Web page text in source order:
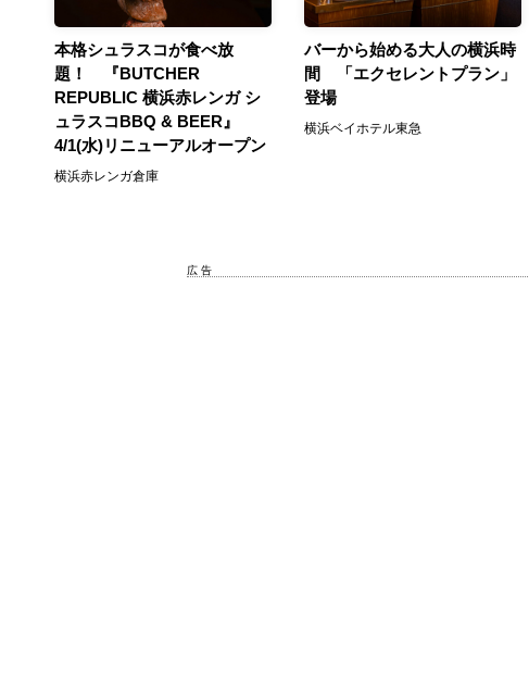
本格シュラスコが食べ放
題！ 『BUTCHER
REPUBLIC 横浜赤レンガ シ
ュラスコBBQ & BEER』
4/1(水)リニューアルオープン
横浜赤レンガ倉庫
バーから始める大人の横浜時
間 「エクセレントプラン」
登場
横浜ベイホテル東急
広 告